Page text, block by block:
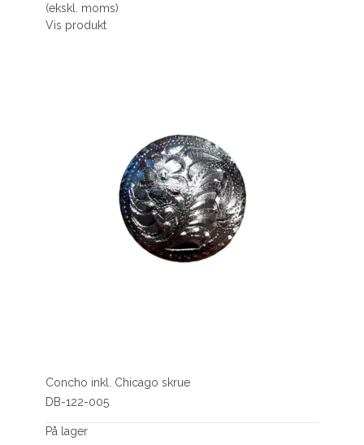
(ekskl. moms)
Vis produkt
Concho inkl. Chicago skrue
DB-122-005
På lager